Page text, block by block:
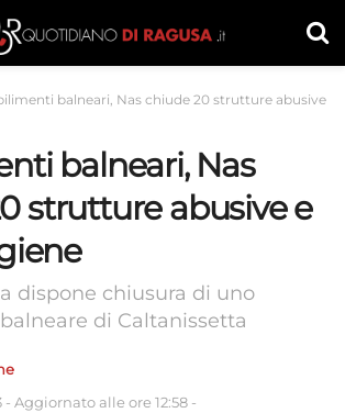
balneari, Nas chiude 20 strutture abusive
balneari, Nas
strutture abusive e
dispone chiusura di uno
di Caltanissetta
- Aggiornato alle ore 12:58 -